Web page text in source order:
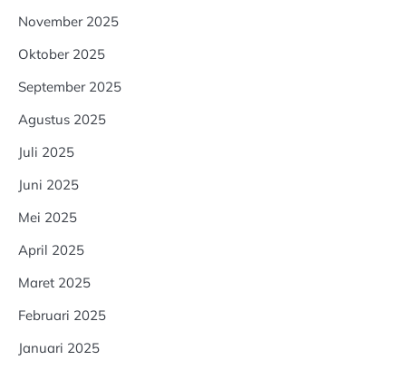
November 2025
Oktober 2025
September 2025
Agustus 2025
Juli 2025
Juni 2025
Mei 2025
April 2025
Maret 2025
Februari 2025
Januari 2025